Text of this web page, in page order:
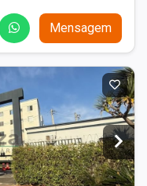
Mensagem